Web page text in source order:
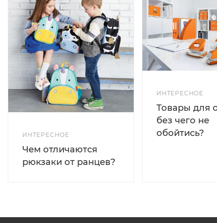
ИНТЕРЕСНОЕ
Чем отличаются
рюкзаки от ранцев?
ИНТЕРЕСНОЕ
Товары для
без чего не
обойтись?